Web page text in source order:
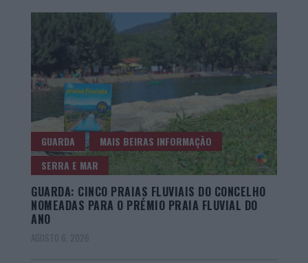
GUARDA
MAIS BEIRAS INFORMAÇÃO
SERRA E MAR
GUARDA: CINCO PRAIAS FLUVIAIS DO CONCELHO
NOMEADAS PARA O PRÉMIO PRAIA FLUVIAL DO
ANO